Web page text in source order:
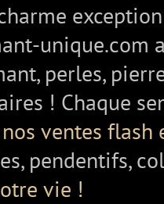
unique.com
perles,
! Chaque
nos ventes
pendentifs,
vie !